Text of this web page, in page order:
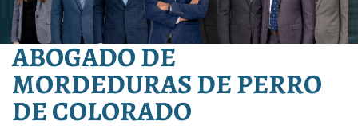
ABOGADO DE
MORDEDURAS DE PERRO
DE COLORADO